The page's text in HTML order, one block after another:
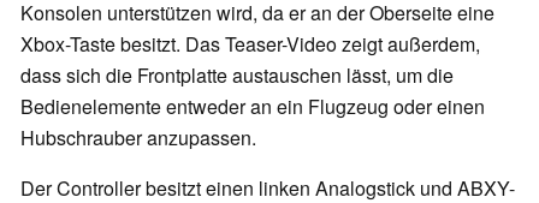
Konsolen unterstützen wird, da er an der Oberseite eine
Xbox-Taste besitzt. Das Teaser-Video zeigt außerdem,
dass sich die Frontplatte austauschen lässt, um die
Bedienelemente entweder an ein Flugzeug oder einen
Hubschrauber anzupassen.
Der Controller besitzt einen linken Analogstick und ABXY-